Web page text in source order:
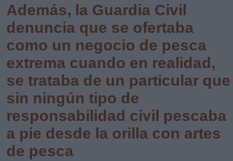
Además, la Guardia Civil
denuncia que se ofertaba
como un negocio de pesca
extrema cuando en realidad,
se trataba de un particular que
sin ningún tipo de
responsabilidad civil pescaba
a pie desde la orilla con artes
de pesca